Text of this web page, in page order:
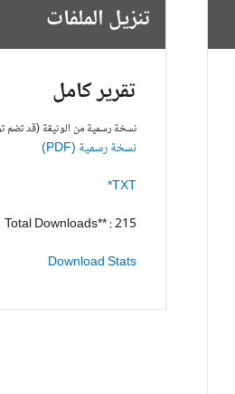
تنزيل الملفات
تقرير كامل
نسخة رسمية من الوثيقة (قد تضم
نسخة رسمية (PDF)
TXT*
Total Downloads** : 215
Download Stats